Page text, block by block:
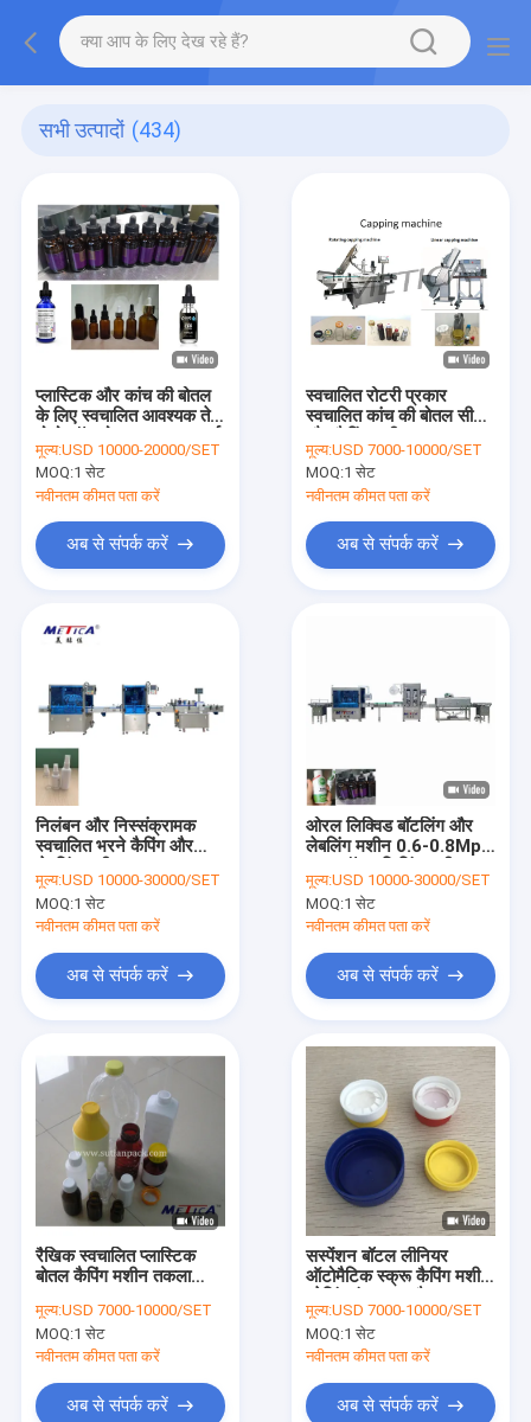
सभी उत्पादों (434)
प्लास्टिक और कांच की बोतल
के लिए स्वचालित आवश्यक तेल
मूल्य:USD 10000-20000/SET
MOQ:1 सेट
नवीनतम कीमत पता करें
अब से संपर्क करें
स्वचालित रोटरी प्रकार
स्वचालित कांच की बोतल सील
मूल्य:USD 7000-10000/SET
MOQ:1 सेट
नवीनतम कीमत पता करें
अब से संपर्क करें
निलंबन और निस्संक्रामक
स्वचालित भरने कैपिंग और
मूल्य:USD 10000-30000/SET
MOQ:1 सेट
नवीनतम कीमत पता करें
अब से संपर्क करें
ओरल लिक्विड बॉटलिंग और
लेबलिंग मशीन 0.6-0.8Mpa
मूल्य:USD 10000-30000/SET
MOQ:1 सेट
नवीनतम कीमत पता करें
अब से संपर्क करें
रैखिक स्वचालित प्लास्टिक
बोतल कैपिंग मशीन तकला
9000BPH
मूल्य:USD 7000-10000/SET
MOQ:1 सेट
नवीनतम कीमत पता करें
अब से संपर्क करें
सस्पेंशन बॉटल लीनियर
ऑटोमैटिक स्क्रू कैपिंग मशीन
मूल्य:USD 7000-10000/SET
MOQ:1 सेट
नवीनतम कीमत पता करें
अब से संपर्क करें